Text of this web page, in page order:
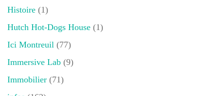
Histoire (1)
Hutch Hot-Dogs House (1)
Ici Montreuil (77)
Immersive Lab (9)
Immobilier (71)